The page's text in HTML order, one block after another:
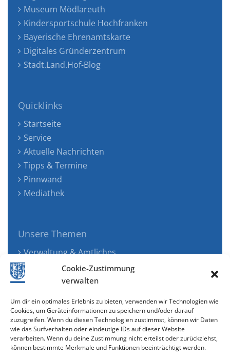
Cookie-Zustimmung
verwalten
Um dir ein optimales Erlebnis zu bieten, verwenden wir Technologien wie
Cookies, um Geräteinformationen zu speichern und/oder darauf
zuzugreifen. Wenn du diesen Technologien zustimmst, können wir Daten
wie das Surfverhalten oder eindeutige IDs auf dieser Website
verarbeiten. Wenn du deine Zustimmung nicht erteilst oder zurückziehst,
können bestimmte Merkmale und Funktionen beeinträchtigt werden.
Museum Mödlareuth
Kindersportschule Hochfranken
Bayerische Ehrenamtskarte
Digitales Gründerzentrum
Stadt.Land.Hof-Blog
Quicklinks
Startseite
Service
Aktuelle Nachrichten
Tipps & Termine
Pinnwand
Mediathek
Unsere Themen
Verwaltung & Amtliches
Jugend, Familie & Gesundheit
Tourismus, Freizeit & Ökologie
Wirtschaft & Verkehr
Senioren & Inklusion